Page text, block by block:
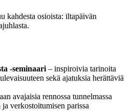
kahdesta osioista: iltapäivän
-seminaari – inspiroivia tarinoita
sekä ajatuksia herättäviä
avajaisia rennossa tunnelmassa
verkostoitumisen parissa